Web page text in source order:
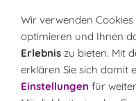
...Facebook
...Twitter
Monatsrätsel
Wir verwenden
optimieren und Ihnen
Erlebnis zu bieten. Mit
erklären Sie sich damit
Einstellungen für